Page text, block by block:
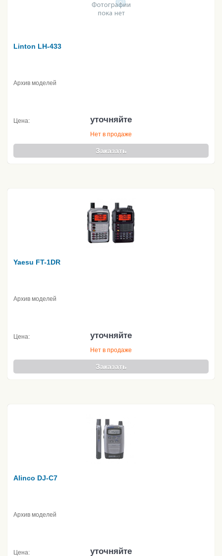
Linton LH-433
Архив моделей
Цена: уточняйте
Нет в продаже
Заказать
Yaesu FT-1DR
Архив моделей
Цена: уточняйте
Нет в продаже
Заказать
Alinco DJ-C7
Архив моделей
Цена: уточняйте